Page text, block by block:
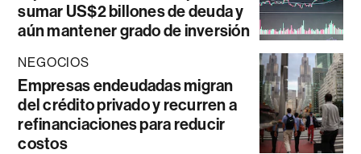
sumar US$2 billones de deuda y
aún mantener grado de inversión
NEGOCIOS
Empresas endeudadas migran
del crédito privado y recurren a
refinanciaciones para reducir
costos